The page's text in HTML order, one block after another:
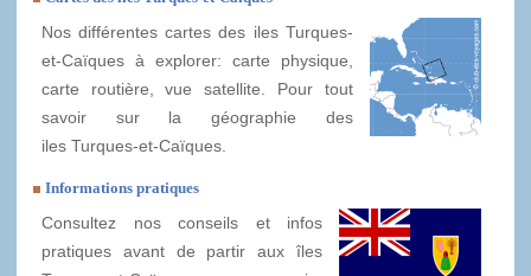
Nos différentes cartes des iles Turques-
et-Caïques à explorer: carte physique,
carte routière, vue satellite. Pour tout
savoir sur la géographie des
iles Turques-et-Caïques.
Informations pratiques
Consultez nos conseils et infos
pratiques avant de partir aux îles